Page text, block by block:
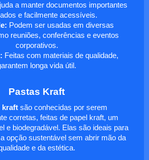
a manter documentos importantes
e facilmente acessíveis.
Podem ser usadas em diversas
reuniões, conferências e eventos
corporativos.
Feitas com materiais de qualidade,
longa vida útil.
Pastas Kraft
kraft são conhecidas por serem
corretas, feitas de papel kraft, um
e biodegradável. Elas são ideais para
opção sustentável sem abrir mão da
e da estética.